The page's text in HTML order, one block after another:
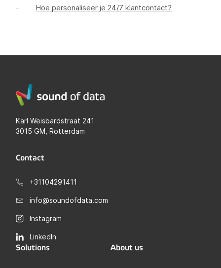
Hoe personaliseer je 24/7 klantcontact?
Karl Weisbardstraat 241
3015 GM, Rotterdam
Contact
+31104291411
info@soundofdata.com
Instagram
LinkedIn
Solutions About us